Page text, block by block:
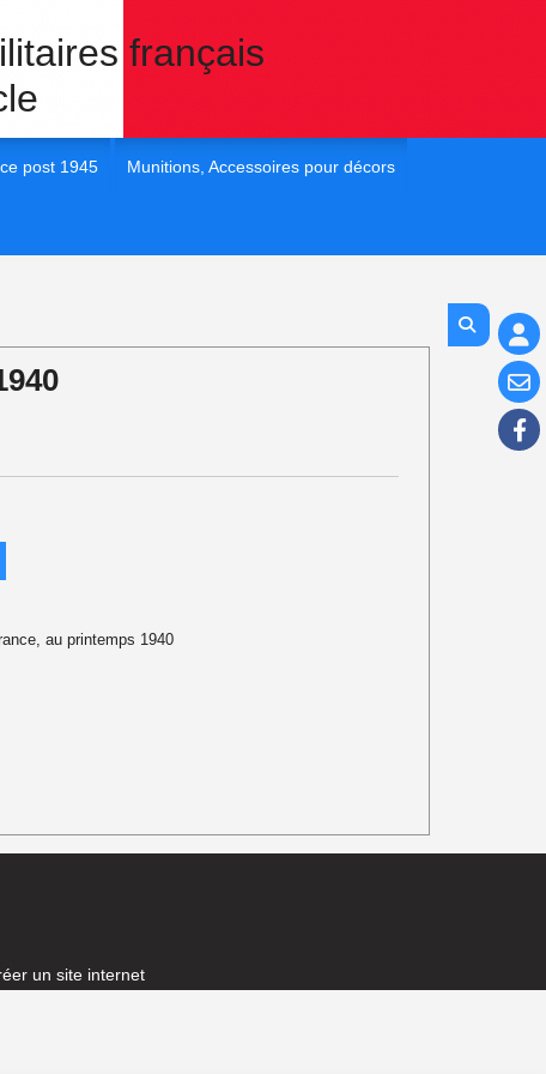
français
post 1945
France post 45
Munitions, Accessoires pour décors
1/48e Eléments pour diorama
au printemps 1940
un site internet